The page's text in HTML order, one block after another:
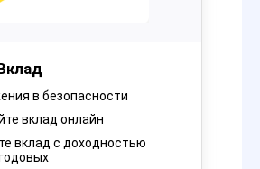
в безопасности
вклад онлайн
вклад с доходностью